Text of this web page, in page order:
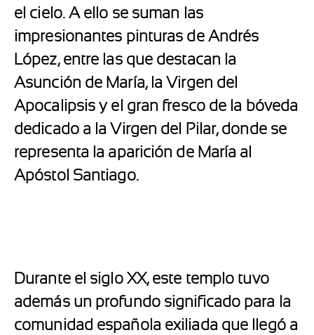
el cielo. A ello se suman las
impresionantes pinturas de Andrés
López, entre las que destacan la
Asunción de María, la Virgen del
Apocalipsis y el gran fresco de la bóveda
dedicado a la Virgen del Pilar, donde se
representa la aparición de María al
Apóstol Santiago.
Durante el siglo XX, este templo tuvo
además un profundo significado para la
comunidad española exiliada que llegó a